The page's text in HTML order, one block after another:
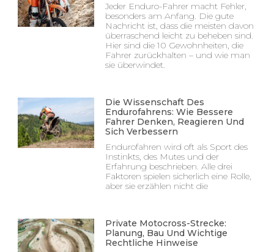
Jeder Enduro-Fahrer macht Fehler,
besonders am Anfang. Die gute
Nachricht ist, dass die meisten davon
überraschend leicht zu beheben sind.
Hier sind die 10 Gewohnheiten, die
Fahrer zurückhalten – und wie man
sie überwindet.
Die Wissenschaft Des
Endurofahrens: Wie Bessere
Fahrer Denken, Reagieren Und
Sich Verbessern
Endurofahren wird oft als Sport des
Instinkts, des Mutes und der
Erfahrung beschrieben. Alle drei
Faktoren spielen sicherlich eine Rolle,
aber sie erzählen nicht die
Private Motocross-Strecke:
Planung, Bau Und Wichtige
Rechtliche Hinweise